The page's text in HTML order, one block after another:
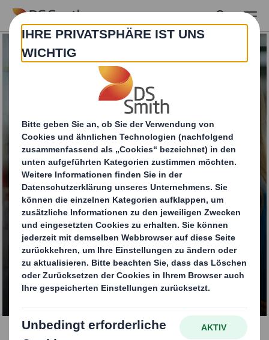
Skip to main content
Konsumgüterverpack
ungen
KONTAKTIEREN SIE UNS